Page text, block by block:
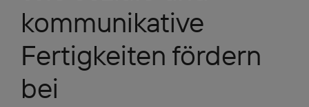
kommunikative
Fertigkeiten fördern
bei